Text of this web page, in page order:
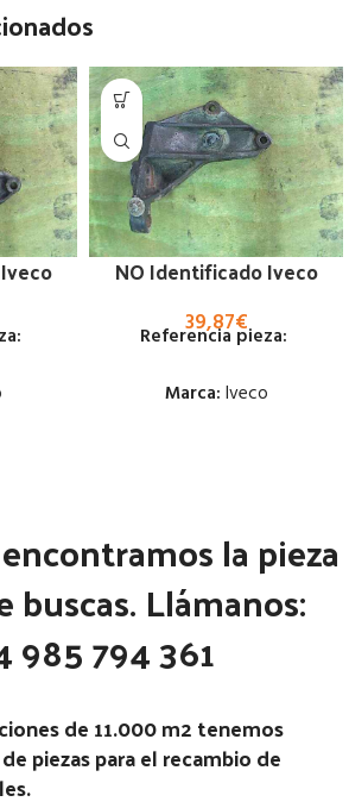
NO Identificado Iveco
39,87€
Referencia pieza:
Marca: Iveco
Notas:
Código Pieza:
la pieza
buscas. Llámanos:
985 794 361
de 11.000 m2 tenemos
piezas para el recambio de